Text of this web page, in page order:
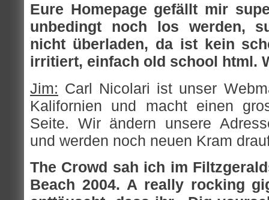
Eure Homepage gefällt mir
unbedingt noch los werden,
nicht überladen, da ist kein
irritiert, einfach old school html.
Jim: Carl Nicolari ist unser
Kalifornien und macht einen
Seite. Wir ändern unsere
und werden noch neuen Kram
The Crowd sah ich im
Beach 2004. A really rocking